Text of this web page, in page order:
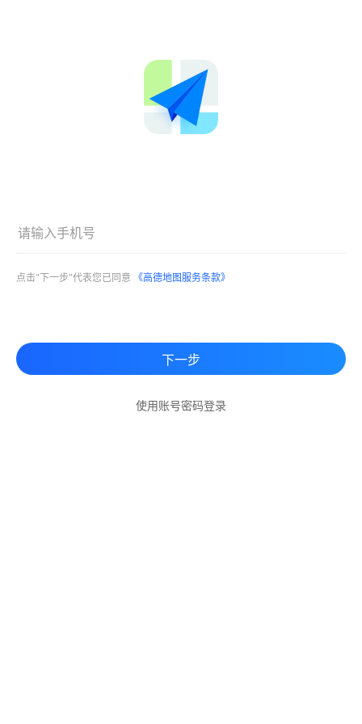
点击"下一步"代表您已同意 《高德地图服务条款》
下一步
使用账号密码登录